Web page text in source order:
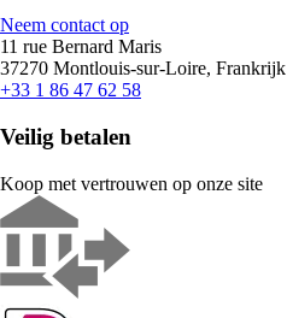
Neem contact op
11 rue Bernard Maris
37270 Montlouis-sur-Loire, Frankrijk
+33 1 86 47 62 58
Veilig betalen
Koop met vertrouwen op onze site